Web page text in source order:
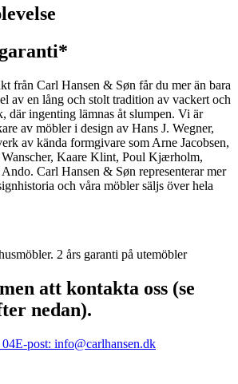
från Carl Hansen & Søn får du mer än bara
av en lång och stolt tradition av vackert och
där ingenting lämnas åt slumpen. Vi är
av möbler i design av Hans J. Wegner,
av kända formgivare som Arne Jacobsen,
Kaare Klint, Poul Kjærholm,
Carl Hansen & Søn representerar mer
och våra möbler säljs över hela
2 års garanti på utemöbler
att kontakta oss (se
nedan).
04E-post: info@carlhansen.dk